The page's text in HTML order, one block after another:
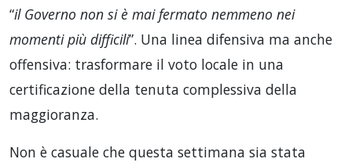
“il Governo non si è mai fermato nemmeno nei
momenti più difficili”. Una linea difensiva ma anche
offensiva: trasformare il voto locale in una
certificazione della tenuta complessiva della
maggioranza.
Non è casuale che questa settimana sia stata